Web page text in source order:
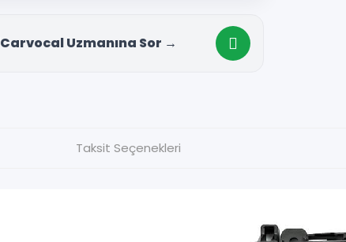
Carvocal Uzmanına Sor →
Taksit Seçenekleri